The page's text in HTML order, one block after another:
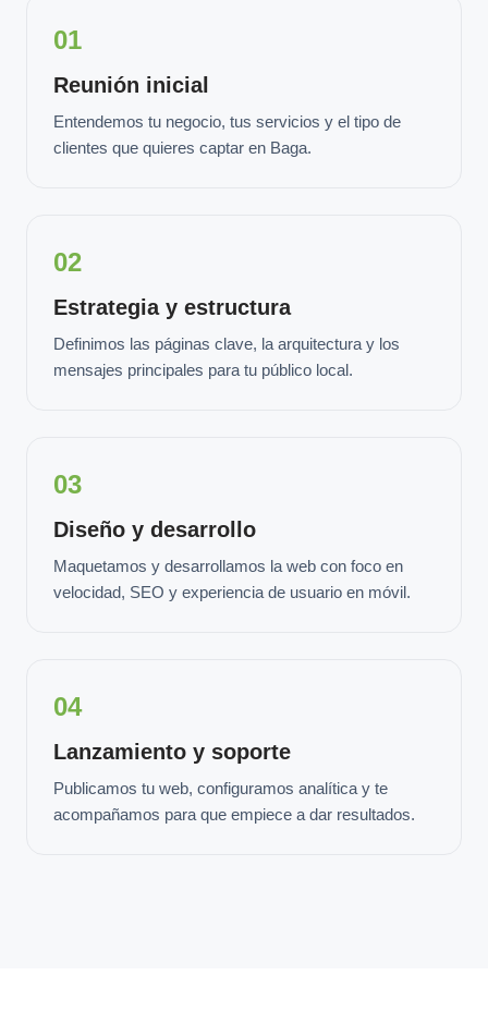
01
Reunión inicial
Entendemos tu negocio, tus servicios y el tipo de
clientes que quieres captar en Baga.
02
Estrategia y estructura
Definimos las páginas clave, la arquitectura y los
mensajes principales para tu público local.
03
Diseño y desarrollo
Maquetamos y desarrollamos la web con foco en
velocidad, SEO y experiencia de usuario en móvil.
04
Lanzamiento y soporte
Publicamos tu web, configuramos analítica y te
acompañamos para que empiece a dar resultados.